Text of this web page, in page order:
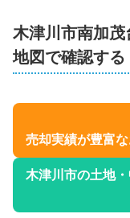
木津川市南加茂
地図で確認する
売却実績が豊富
木津川市の土地